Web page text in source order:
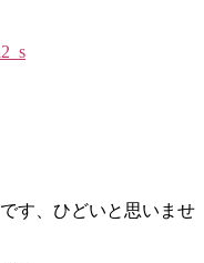
す、ひどいと思いませ